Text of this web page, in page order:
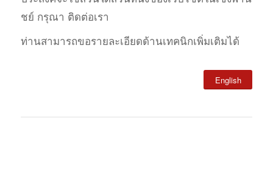
ชย์ กรุณา ติดต่อเรา
ท่านสามารถขอรายละเอียดด้านเทคนิกเพิ่มเติมได้
English